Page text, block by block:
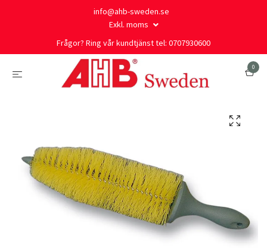
info@ahb-sweden.se
Exkl. moms
Frågor? Ring vår kundtjänst tel: 0707930600
0